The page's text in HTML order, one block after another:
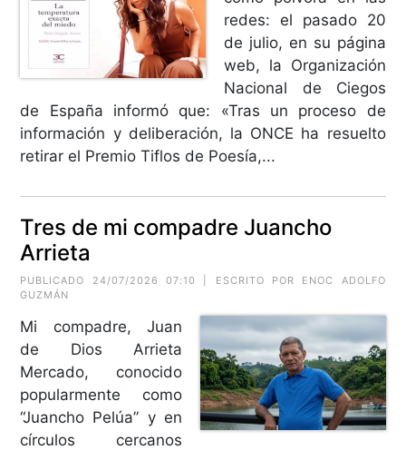
redes: el pasado 20
de julio, en su página
web, la Organización
Nacional de Ciegos
de España informó que: «Tras un proceso de
información y deliberación, la ONCE ha resuelto
retirar el Premio Tiflos de Poesía,...
Tres de mi compadre Juancho
Arrieta
PUBLICADO 24/07/2026 07:10 | ESCRITO POR ENOC ADOLFO
GUZMÁN
Mi compadre, Juan
de Dios Arrieta
Mercado, conocido
popularmente como
“Juancho Pelúa” y en
círculos cercanos